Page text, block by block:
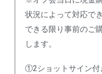
状況によって対応で
できる限り事前のご
します。
①2ショットサイン付